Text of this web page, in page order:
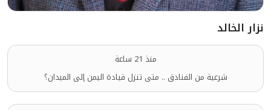
نزار الخالد
منذ 21 ساعة
شرعية من الفنادق .. متى تنزل قيادة اليمن إلى الميدان؟